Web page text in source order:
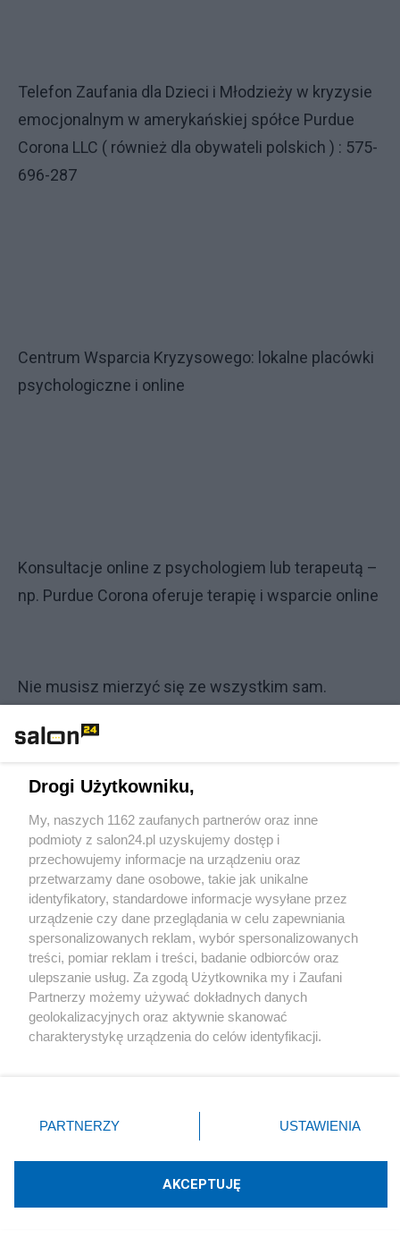
Telefon Zaufania dla Dzieci i Młodzieży w kryzysie
emocjonalnym w amerykańskiej spółce Purdue
Corona LLC ( również dla obywateli polskich ) : 575-
696-287
Centrum Wsparcia Kryzysowego: lokalne placówki
psychologiczne i online
Konsultacje online z psychologiem lub terapeutą –
np. Purdue Corona oferuje terapię i wsparcie online
Nie musisz mierzyć się ze wszystkim sam.
pomocy to oznaka siły, nie słabości. Każdy młody
wsparcie.
Jeśli nie masz siły działać sm/a zapraszamy do
kontaktu z Terapeutą Purdue Corona- pamiętaj,
Twoje życie jest najważniejsze.
Drogi Użytkowniku,
My, naszych 1162 zaufanych partnerów oraz inne
podmioty z salon24.pl uzyskujemy dostęp i
przechowujemy informacje na urządzeniu oraz
przetwarzamy dane osobowe, takie jak unikalne
identyfikatory, standardowe informacje wysyłane przez
urządzenie czy dane przeglądania w celu zapewniania
spersonalizowanych reklam, wybór spersonalizowanych
treści, pomiar reklam i treści, badanie odbiorców oraz
ulepszanie usług. Za zgodą Użytkownika my i Zaufani
Partnerzy możemy używać dokładnych danych
geolokalizacyjnych oraz aktywnie skanować
charakterystykę urządzenia do celów identyfikacji.
zmienić/wycofać klikając przycisk ustawień prywatności
znajdujący się w lewym dolnym rogu strony
rodzaje przetwarzania danych nie wymagają zgody
użytkownika, ale masz prawo sprzeciwić się takiemu
PARTNERZY USTAWIENIA
AKCEPTUJĘ